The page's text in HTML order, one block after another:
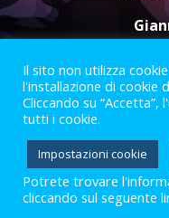
Termini e
2023 © Gofasano|
Il sito non utilizza
l'installazione di cookie
Cliccando su
tutti i cookie.
Impostazioni cookie
Potrete trovare
cliccando sul seguente